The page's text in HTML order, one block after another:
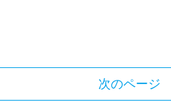
次のページ